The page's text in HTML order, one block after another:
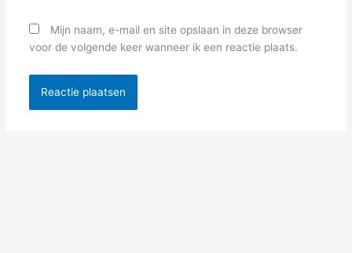
Mijn naam, e-mail en site opslaan in deze browser
voor de volgende keer wanneer ik een reactie plaats.